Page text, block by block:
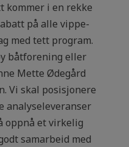
kommer i en rekke
på alle vippe-
med tett program.
båtforening eller
Mette Ødegård
Vi skal posisjonere
analyseleveranser
oppnå et virkelig
samarbeid med